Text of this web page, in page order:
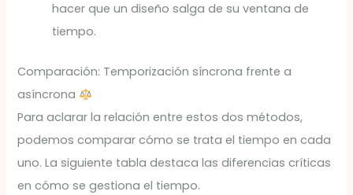
hacer que un diseño salga de su ventana de
tiempo.
Comparación: Temporización síncrona frente a
asíncrona
Para aclarar la relación entre estos dos métodos,
podemos comparar cómo se trata el tiempo en cada
uno. La siguiente tabla destaca las diferencias críticas
en cómo se gestiona el tiempo.